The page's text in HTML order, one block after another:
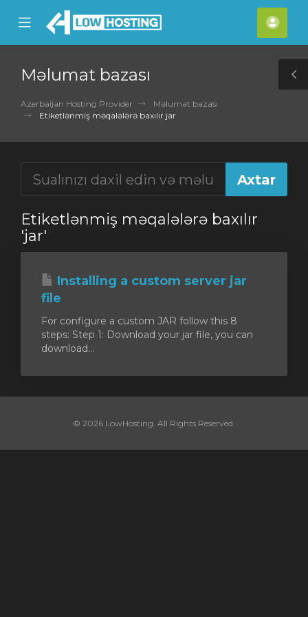
Mobile
Menu
Məlumat bazası
Azerbaijan Hosting Provider
Məlumat bazası
Etiketlənmiş məqalələrə baxılır jar
Etiketlənmiş məqalələrə baxılır
'jar'
Installing a custom server jar
file
For configure a custom JAR follow this 8
steps: Step 1: Download your jar file, you can
download...
© 2026 LowHosting. All Rights Reserved.